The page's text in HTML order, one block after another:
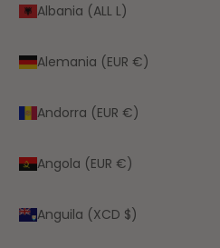
Albania (ALL L)
Alemania (EUR €)
Andorra (EUR €)
Angola (EUR €)
Anguila (XCD $)